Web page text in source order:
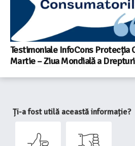
Testimoniale InfoCons Protecția
Martie – Ziua Mondială a
Ți-a fost utilă această informație?